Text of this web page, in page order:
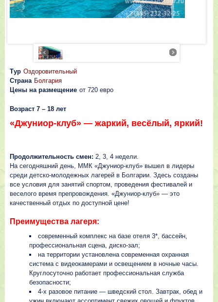
Тур Оздоровительный
Страна Болгария
Цены на размещение от 720 евро
Возраст 7 – 18 лет
«Джуниор-клуб» — жаркий, весёлый, яркий!
Продолжительность смен: 2, 3, 4 недели.
На сегодняшний день, ММК «Джуниор-клуб» вышел в лидеры
среди детско-молодежных лагерей в Болгарии. Здесь созданы
все условия для занятий спортом, проведения фестивалей и
веселого время препровождения. «Джуниор-клуб» — это
качественный отдых по доступной цене!
Преимущества лагеря:
cовременный комплекс на базе отеля 3*, бассейн,
профессиональная сцена, диско-зал;
на территории установлена современная охранная
система с видеокамерами и освещением в ночные часы.
Круглосуточно работает профессиональная служба
безопасности;
4-х разовое питание — шведский стол. Завтрак, обед и